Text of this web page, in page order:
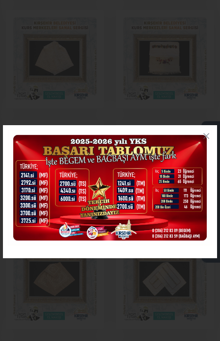
ONLİNE İŞLEMLER